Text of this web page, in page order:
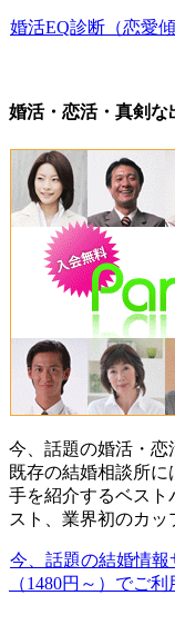
婚活EQ診断（恋愛
婚活・恋活・真剣な
今、話題の婚活・恋
既存の結婚相談所
手を紹介するベスト
スト、業界初のカッ
今、話題の結婚情報
（1480円～）でご